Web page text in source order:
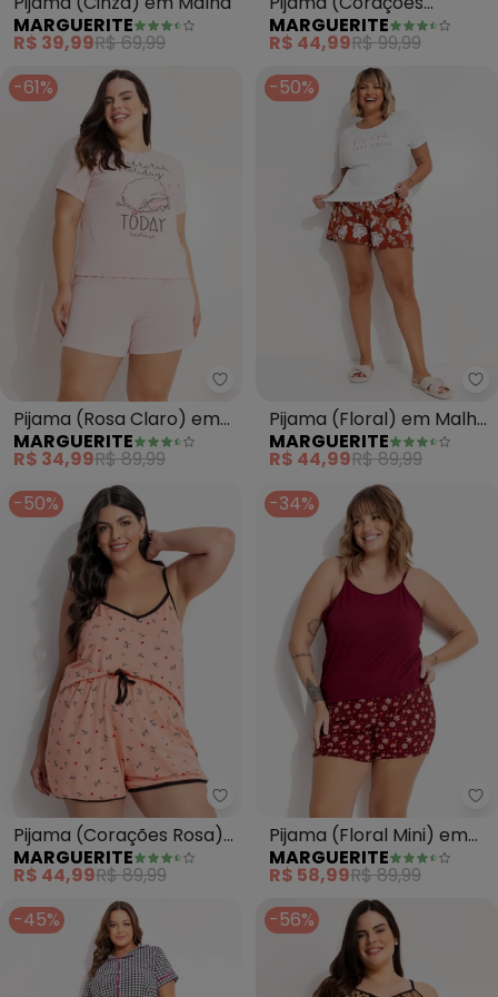
MARGUERITE
R$ 39,99R$ 69,99
Coloridos) em Malha de
Algodão
MARGUERITE
R$ 44,99R$ 99,99
-61%
Marguerite - Pijama (Rosa
Pijama (Rosa Claro) em
Malha Fria
MARGUERITE
R$ 34,99R$ 89,99
-50%
Pijama (Floral) em Malha
de Algodão
MARGUERITE
R$ 44,99R$ 89,99
-50%
Marguerite - Pijama (Corações
Pijama (Corações Rosa)
em Malha de Viscose
MARGUERITE
R$ 44,99R$ 89,99
-34%
Pijama (Floral Mini) em
Malha Suede
MARGUERITE
R$ 58,99R$ 89,99
-45%
-56%